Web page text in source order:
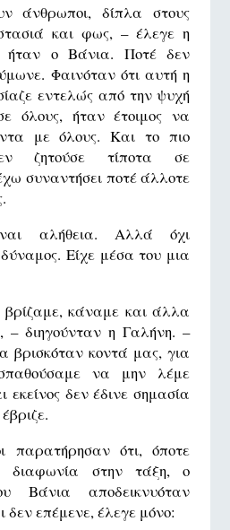
άνθρωποι, δίπλα στους
και φως, – έλεγε η
ήταν ο Βάνια. Ποτέ δεν
Φαινόταν ότι αυτή η
εντελώς από την ψυχή
όλους, ήταν έτοιμος να
με όλους. Και το πιο
ζητούσε τίποτα σε
συναντήσει ποτέ άλλοτε
αλήθεια. Αλλά όχι
Είχε μέσα του μια
κάναμε και άλλα
διηγούνταν η Γαλήνη. –
κοντά μας, για
να μην λέμε
εκείνος δεν έδινε σημασία
παρατήρησαν ότι, όποτε
διαφωνία στην τάξη, ο
Βάνια αποδεικνυόταν
δεν επέμενε, έλεγε μόνο: